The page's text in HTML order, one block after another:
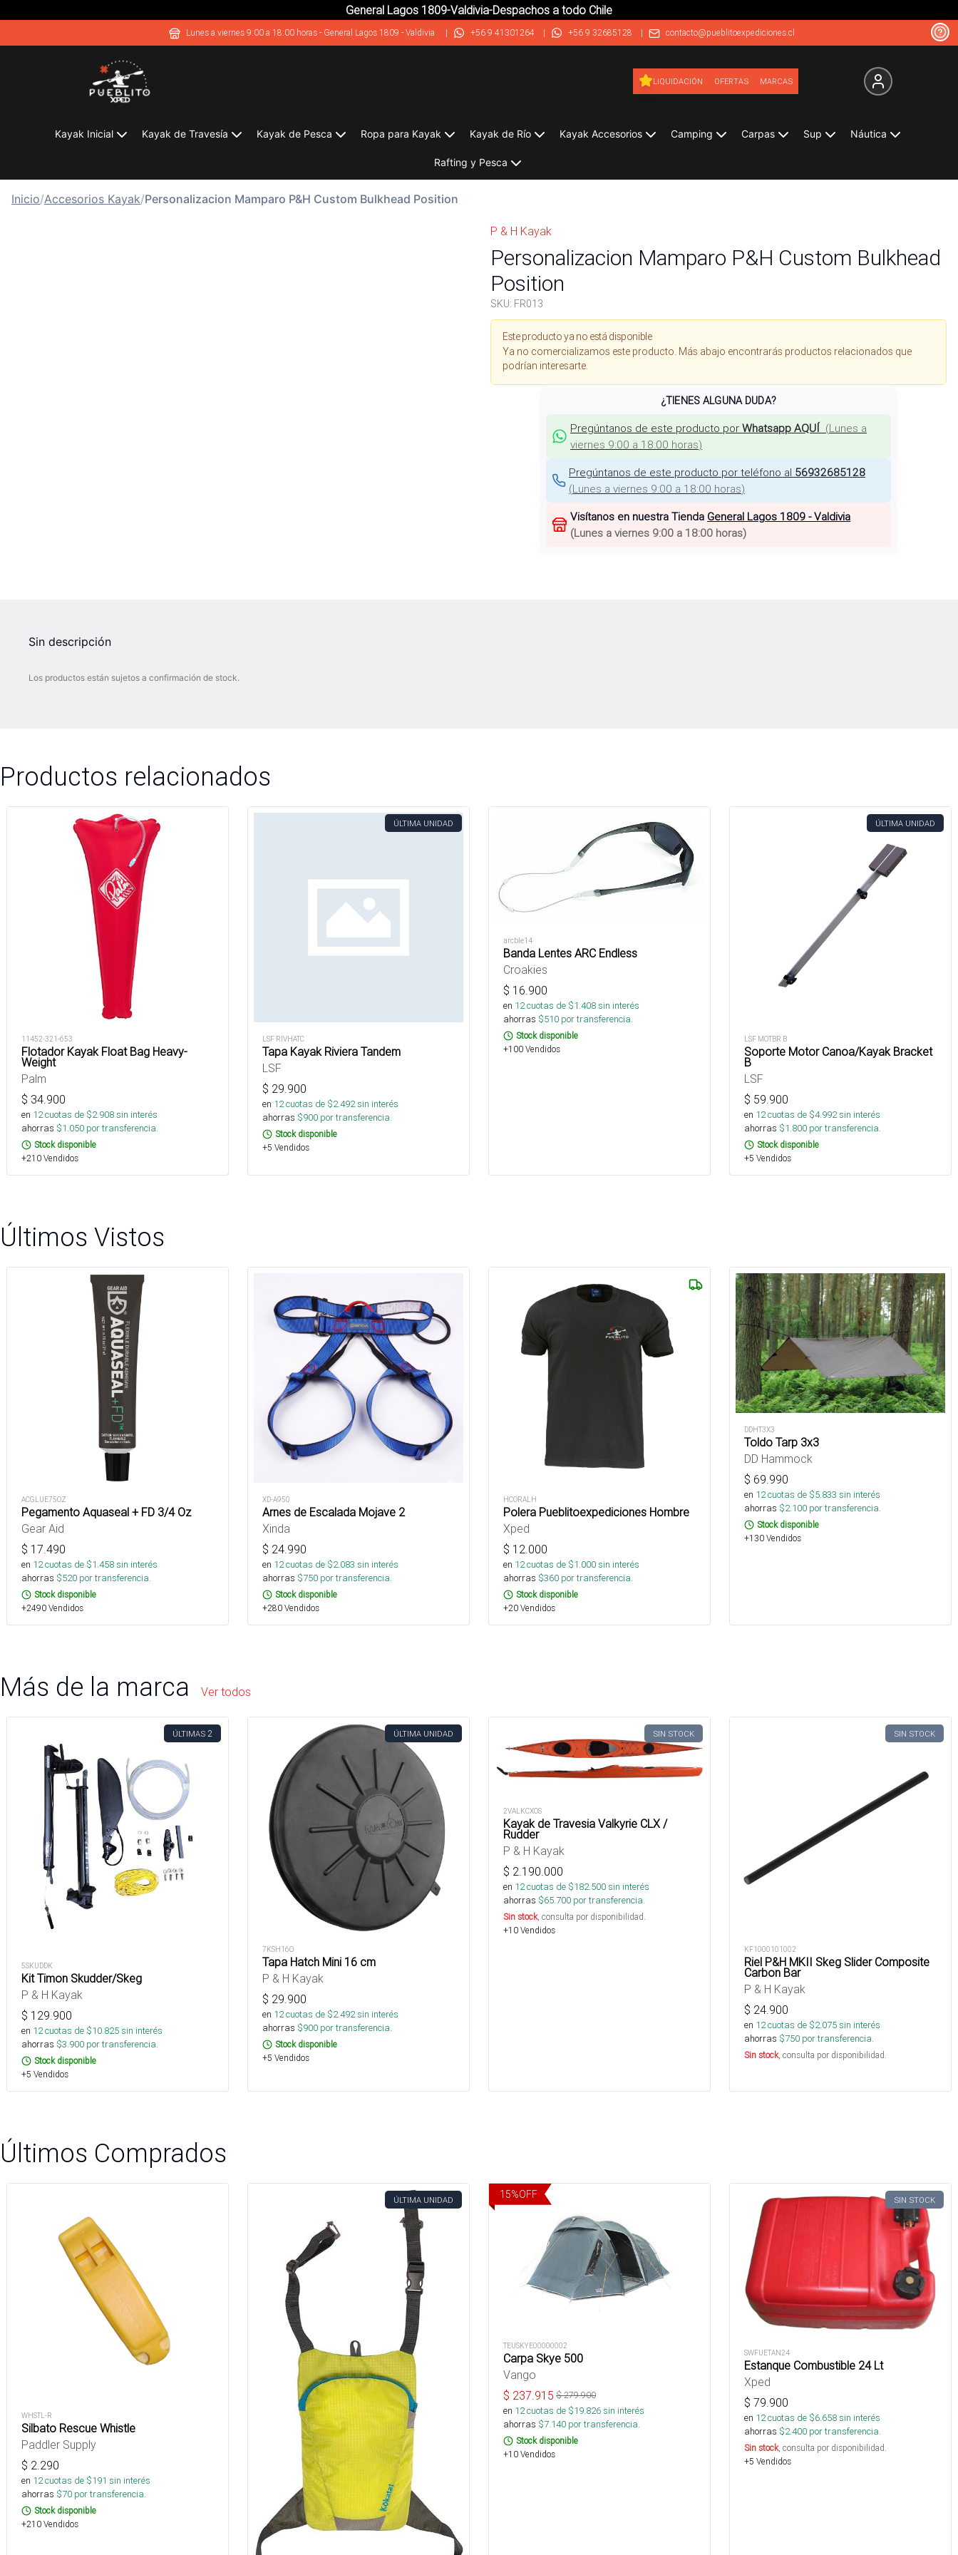
General Lagos 1809-Valdivia-Despachos a todo Chile
Lunes a viernes 9:00 a 18:00 horas - General Lagos 1809 - Valdivia | +56 9 41301264 | +56 9 32685128 | contacto@pueblitoexpediciones.cl
LIQUIDACIÓN OFERTAS MARCAS
Kayak Inicial Kayak de Travesía Kayak de Pesca Ropa para Kayak Kayak de Río Kayak Accesorios Camping Carpas Sup Náutica
Rafting y Pesca
Inicio/Accesorios Kayak/Personalizacion Mamparo P&H Custom Bulkhead Position
P & H Kayak
Personalizacion Mamparo P&H Custom Bulkhead
Position
SKU: FR013
Este producto ya no está disponible
Ya no comercializamos este producto. Más abajo encontrarás productos relacionados que
podrían interesarte.
¿TIENES ALGUNA DUDA?
Pregúntanos de este producto por Whatsapp AQUÍ (Lunes a
viernes 9:00 a 18:00 horas)
Pregúntanos de este producto por teléfono al 56932685128
(Lunes a viernes 9:00 a 18:00 horas)
Visítanos en nuestra Tienda General Lagos 1809 - Valdivia
(Lunes a viernes 9:00 a 18:00 horas)
Sin descripción
Los productos están sujetos a confirmación de stock.
Productos relacionados
11452-321-653
Flotador Kayak Float Bag Heavy-
Weight
Palm
$ 34.900
en 12cuotas de $2.908sin interés
ahorras $1.050 por transferencia.
Stock disponible
+210 Vendidos
ÚLTIMA UNIDAD
LSF RIVHATC
Tapa Kayak Riviera Tandem
LSF
$ 29.900
en 12cuotas de $2.492sin interés
ahorras $900 por transferencia.
Stock disponible
+5 Vendidos
arcble14
Banda Lentes ARC Endless
Croakies
$ 16.900
en 12cuotas de $1.408sin interés
ahorras $510 por transferencia.
Stock disponible
+100 Vendidos
ÚLTIMA UNIDAD
LSF MOTBR B
Soporte Motor Canoa/Kayak Bracket
B
LSF
$ 59.900
en 12cuotas de $4.992sin interés
ahorras $1.800 por transferencia.
Stock disponible
+5 Vendidos
Últimos Vistos
ACGLUE75OZ
Pegamento Aquaseal + FD 3/4 Oz
Gear Aid
$ 17.490
en 12cuotas de $1.458sin interés
ahorras $520 por transferencia.
Stock disponible
+2490 Vendidos
XD-A950
Arnes de Escalada Mojave 2
Xinda
$ 24.990
en 12cuotas de $2.083 sin interés
ahorras $750 por transferencia.
Stock disponible
+280 Vendidos
HCORALH
Polera Pueblitoexpediciones Hombre
Xped
$ 12.000
en 12cuotas de $1.000sin interés
ahorras $360 por transferencia.
Stock disponible
+20 Vendidos
DDHT3X3
Toldo Tarp 3x3
DD Hammock
$ 69.990
en 12cuotas de $5.833 sin interés
ahorras $2.100 por transferencia.
Stock disponible
+130 Vendidos
Más de la marca Ver todos
ÚLTIMAS 2
5SKUDDK
Kit Timon Skudder/Skeg
P & H Kayak
$ 129.900
en 12cuotas de $10.825sin interés
ahorras $3.900 por transferencia.
Stock disponible
+5 Vendidos
ÚLTIMA UNIDAD
7KSH16O
Tapa Hatch Mini 16 cm
P & H Kayak
$ 29.900
en 12cuotas de $2.492sin interés
ahorras $900 por transferencia.
Stock disponible
+5 Vendidos
SIN STOCK
2VALKCXOS
Kayak de Travesia Valkyrie CLX /
Rudder
P & H Kayak
$ 2.190.000
en 12cuotas de $182.500sin interés
ahorras $65.700 por transferencia.
Sin stock, consulta por disponibilidad.
+10 Vendidos
SIN STOCK
KF1000101002
Riel P&H MKII Skeg Slider Composite
Carbon Bar
P & H Kayak
$ 24.900
en 12cuotas de $2.075sin interés
ahorras $750 por transferencia.
Sin stock, consulta por disponibilidad.
Últimos Comprados
WHSTL-R
Silbato Rescue Whistle
Paddler Supply
$ 2.290
en 12cuotas de $191 sin interés
ahorras $70 por transferencia.
Stock disponible
+210 Vendidos
ÚLTIMA UNIDAD 15%OFF
TEUSKYE00000002
Carpa Skye 500
Vango
$ 237.915 $279.900
en 12cuotas de $19.826sin interés
ahorras $7.140 por transferencia.
Stock disponible
+10 Vendidos
SIN STOCK
SWFUETAN24
Estanque Combustible 24 Lt
Xped
$ 79.900
en 12cuotas de $6.658sin interés
ahorras $2.400 por transferencia.
Sin stock, consulta por disponibilidad.
+5 Vendidos